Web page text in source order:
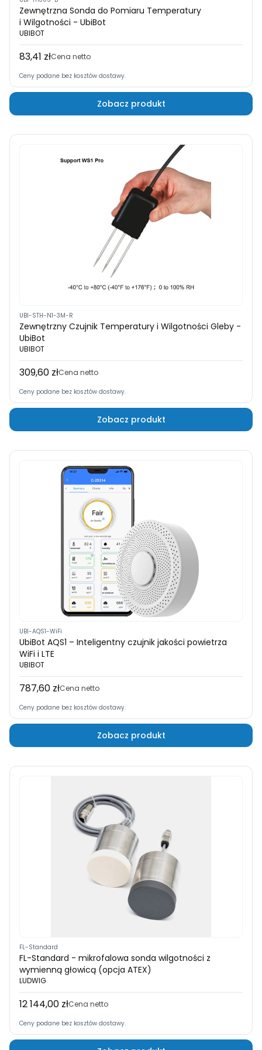
Zewnętrzna Sonda do Pomiaru Temperatury
i Wilgotności - UbiBot
UBIBOT
Cena
83,41 złCena netto
Ceny podane bez kosztów dostawy.
Zobacz produkt
UBI-STH-N1-3M-R
Zewnętrzny Czujnik Temperatury i Wilgotności Gleby -
UbiBot
UBIBOT
Cena
309,60 złCena netto
Ceny podane bez kosztów dostawy.
Zobacz produkt
UBI-AQS1-WiFi
UbiBot AQS1 – Inteligentny czujnik jakości powietrza
WiFi i LTE
UBIBOT
Cena
787,60 złCena netto
Ceny podane bez kosztów dostawy.
Zobacz produkt
FL-Standard
FL-Standard - mikrofalowa sonda wilgotności z
wymienną głowicą (opcja ATEX)
LUDWIG
Cena
12 144,00 złCena netto
Ceny podane bez kosztów dostawy.